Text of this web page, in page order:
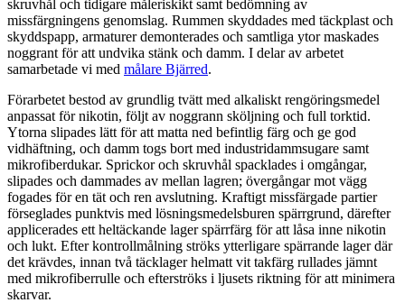
skruvhål och tidigare måleriskikt samt bedömning av
missfärgningens genomslag. Rummen skyddades med täckplast och
skyddspapp, armaturer demonterades och samtliga ytor maskades
noggrant för att undvika stänk och damm. I delar av arbetet
samarbetade vi med målare Bjärred.
Förarbetet bestod av grundlig tvätt med alkaliskt rengöringsmedel
anpassat för nikotin, följt av noggrann sköljning och full torktid.
Ytorna slipades lätt för att matta ned befintlig färg och ge god
vidhäftning, och damm togs bort med industridammsugare samt
mikrofiberdukar. Sprickor och skruvhål spacklades i omgångar,
slipades och dammades av mellan lagren; övergångar mot vägg
fogades för en tät och ren avslutning. Kraftigt missfärgade partier
förseglades punktvis med lösningsmedelsburen spärrgrund, därefter
applicerades ett heltäckande lager spärrfärg för att låsa inne nikotin
och lukt. Efter kontrollmålning ströks ytterligare spärrande lager där
det krävdes, innan två täcklager helmatt vit takfärg rullades jämnt
med mikrofiberrulle och efterströks i ljusets riktning för att minimera
skarvar.